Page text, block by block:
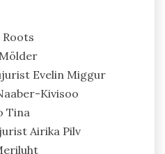
Evelin Miggur
Kivisoo
Tina
Airika Pilv